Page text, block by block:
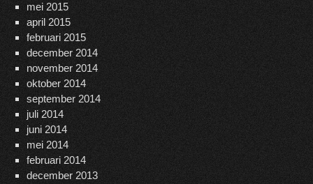
mei 2015
april 2015
februari 2015
december 2014
november 2014
oktober 2014
september 2014
juli 2014
juni 2014
mei 2014
februari 2014
december 2013